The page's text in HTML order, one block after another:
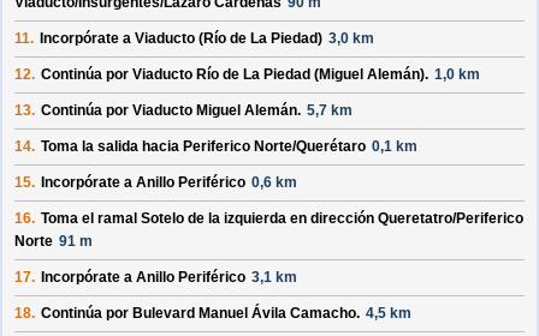
11. Incorpórate a Viaducto (Río de La Piedad) 3,0 km
12. Continúa por Viaducto Río de La Piedad (Miguel Alemán). 1,0 km
13. Continúa por Viaducto Miguel Alemán. 5,7 km
14. Toma la salida hacia Periferico Norte/Querétaro 0,1 km
15. Incorpórate a Anillo Periférico 0,6 km
16. Toma el ramal Sotelo de la izquierda en dirección Queretatro/Periferico
Norte 91 m
17. Incorpórate a Anillo Periférico 3,1 km
18. Continúa por Bulevard Manuel Ávila Camacho. 4,5 km